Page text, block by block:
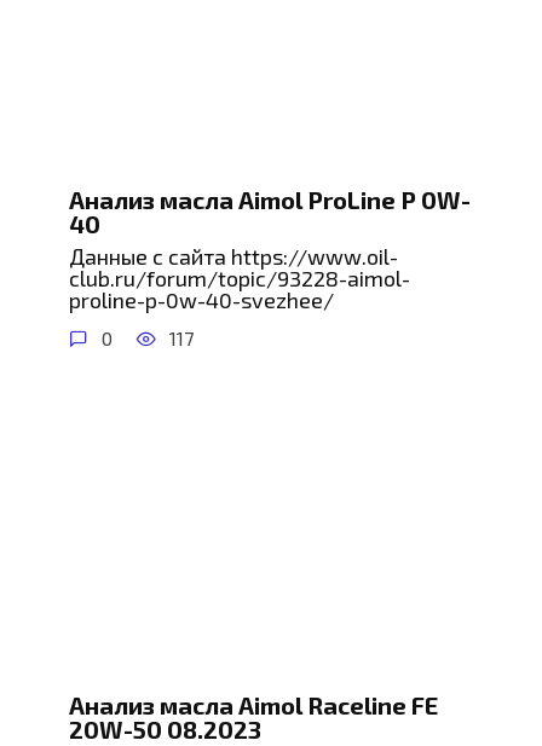
Анализ масла Aimol ProLine P 0W-
40
Данные с сайта https://www.oil-
club.ru/forum/topic/93228-aimol-
proline-p-0w-40-svezhee/
0 117
Анализ масла Aimol Raceline FE
20W-50 08.2023